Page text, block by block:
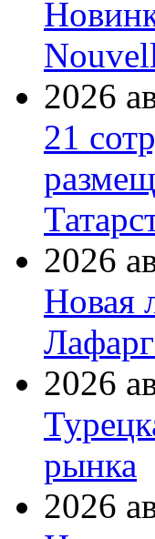
2026
21
2026
Новая
2026
рынка
2026